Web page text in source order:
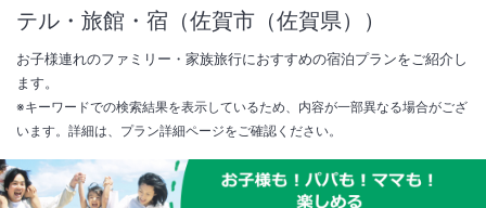
テル・旅館・宿（佐賀市（佐賀県））
お子様連れのファミリー・家族旅行におすすめの宿泊プランをご紹介し
ます。
※キーワードでの検索結果を表示しているため、内容が一部異なる場合がござ
います。詳細は、プラン詳細ページをご確認ください。